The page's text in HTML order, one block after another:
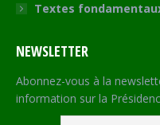
Textes
NEWSLETTER
Abonnez-vous à la
information sur la